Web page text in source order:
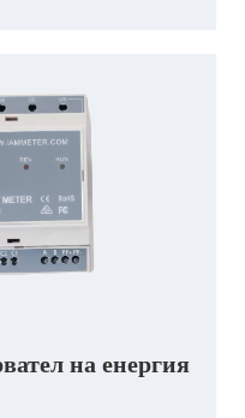
на енергия